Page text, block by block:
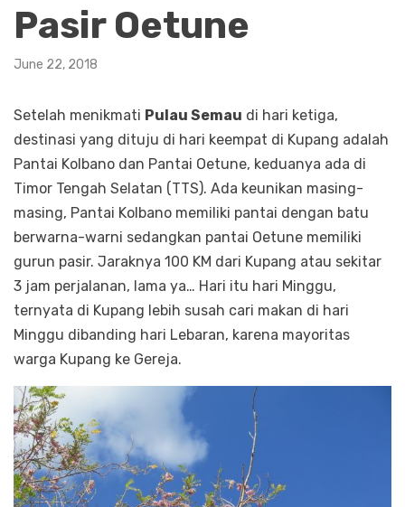
Pasir Oetune
June 22, 2018
Setelah menikmati Pulau Semau di hari ketiga,
destinasi yang dituju di hari keempat di Kupang adalah
Pantai Kolbano dan Pantai Oetune, keduanya ada di
Timor Tengah Selatan (TTS). Ada keunikan masing-
masing, Pantai Kolbano memiliki pantai dengan batu
berwarna-warni sedangkan pantai Oetune memiliki
gurun pasir. Jaraknya 100 KM dari Kupang atau sekitar
3 jam perjalanan, lama ya… Hari itu hari Minggu,
ternyata di Kupang lebih susah cari makan di hari
Minggu dibanding hari Lebaran, karena mayoritas
warga Kupang ke Gereja.